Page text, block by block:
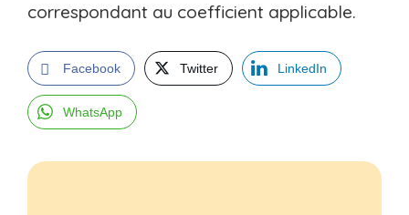
correspondant au coefficient applicable.
Facebook Twitter LinkedIn
WhatsApp